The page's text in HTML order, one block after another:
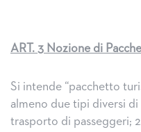
ART. 3 Nozione di
Si intende “pacchetto
almeno due tipi diversi di
trasporto di passeggeri;